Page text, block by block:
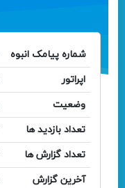
شماره پیامک انبوه
اپراتور
وضعیت
تعداد بازدید ها
تعداد گزارش ها
آخرین گزارش